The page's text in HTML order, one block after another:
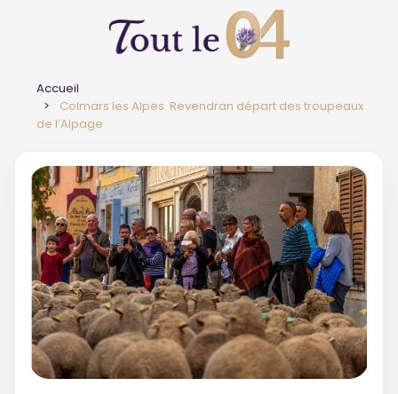
Accueil
Colmars les Alpes. Revendran départ des troupeaux
de l’Alpage